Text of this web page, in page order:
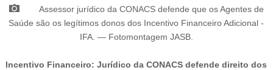
Assessor jurídico da CONACS defende que os Agentes de
Saúde são os legítimos donos dos Incentivo Financeiro Adicional -
IFA. — Fotomontagem JASB.
Incentivo Financeiro: Jurídico da CONACS defende direito dos